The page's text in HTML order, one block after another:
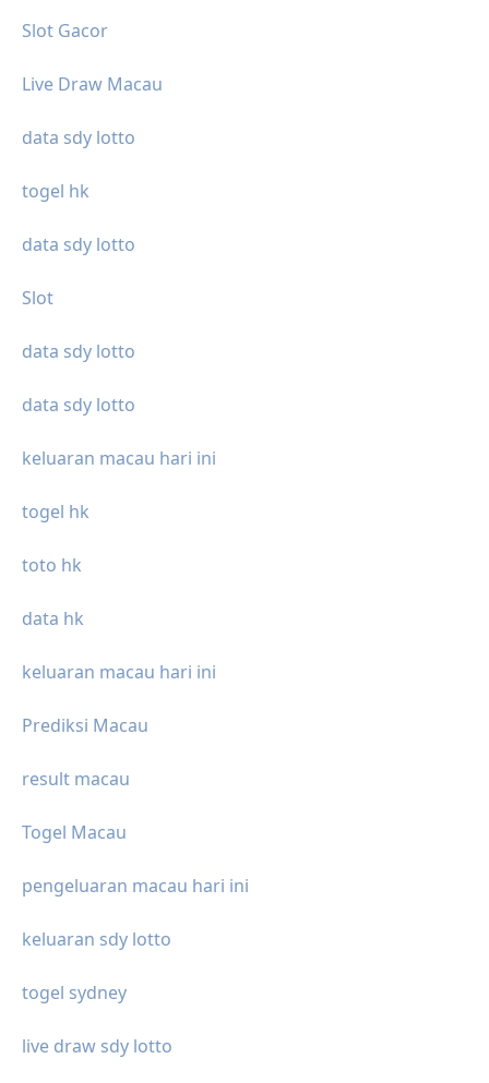
Slot Gacor
Live Draw Macau
data sdy lotto
togel hk
data sdy lotto
Slot
data sdy lotto
data sdy lotto
keluaran macau hari ini
togel hk
toto hk
data hk
keluaran macau hari ini
Prediksi Macau
result macau
Togel Macau
pengeluaran macau hari ini
keluaran sdy lotto
togel sydney
live draw sdy lotto